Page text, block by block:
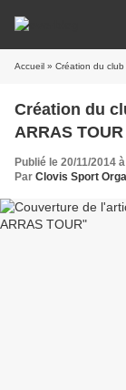
Accueil » Création du club
Création du
ARRAS TOUR
Publié le 20/11/2014
Par Clovis Sport